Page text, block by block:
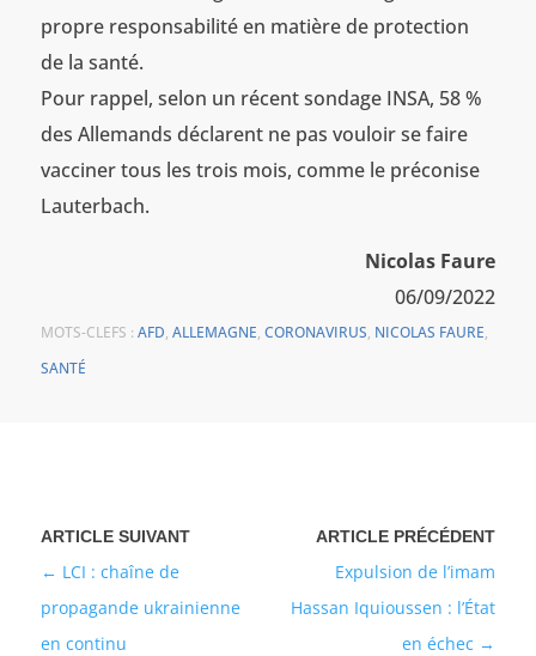
propre responsabilité en matière de protection
de la santé.
Pour rappel, selon un récent sondage INSA, 58 %
des Allemands déclarent ne pas vouloir se faire
vacciner tous les trois mois, comme le préconise
Lauterbach.
Nicolas Faure
06/09/2022
MOTS-CLEFS : AFD, ALLEMAGNE, CORONAVIRUS, NICOLAS FAURE,
SANTÉ
Expulsion de l’imam
Hassan Iquioussen : l’État
en échec
LCI : chaîne de
propagande ukrainienne
en continu